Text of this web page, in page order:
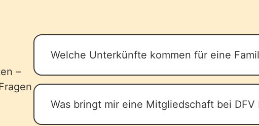
–
Welche Unterkünfte kommen für eine
Für eine Familienreise kommen
in Frage, abhängig von den Bedürfnissen
Familie. Wichtig ist hierbei zu beachten,
Was bringt mir eine Mitgliedschaft bei DFV